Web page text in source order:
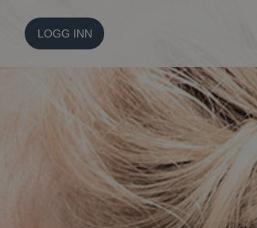
LOGG INN